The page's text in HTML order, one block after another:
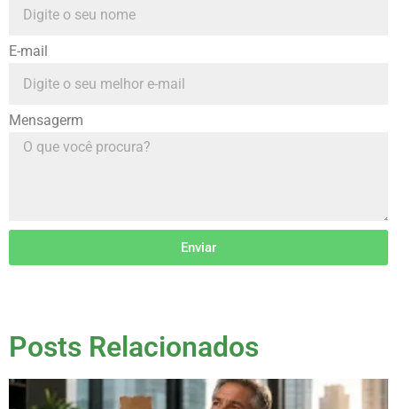
E-mail
Mensagerm
Enviar
Posts Relacionados